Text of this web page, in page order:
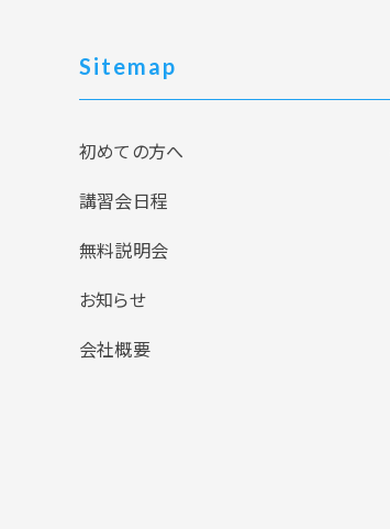
Sitemap
初めての方へ
講習会日程
無料説明会
お知らせ
会社概要